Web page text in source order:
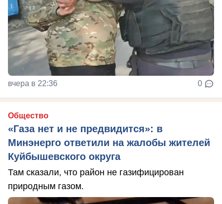
вчера в 22:36 0
Общество
«Газа нет и не предвидится»: в
Минэнерго ответили на жалобы жителей
Куйбышевского округа
Там сказали, что район не газифицирован
природным газом.